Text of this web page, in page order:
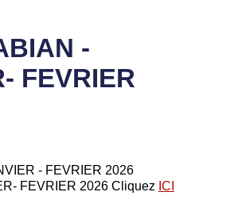
-
FEVRIER
- FEVRIER 2026
FEVRIER 2026 Cliquez ICI